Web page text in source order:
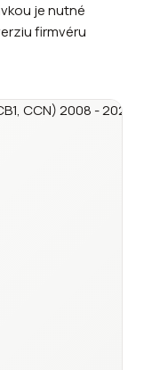
je nutné
firmvéru